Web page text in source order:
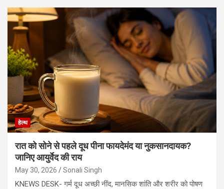
हेल्थ
रात को सोने से पहले दूध पीना फायदेमंद या नुकसानदायक?
जानिए आयुर्वेद की राय
May 30, 2026 Sonali Singh
KNEWS DESK- गर्म दूध अच्छी नींद, मानसिक शांति और शरीर को पोषण